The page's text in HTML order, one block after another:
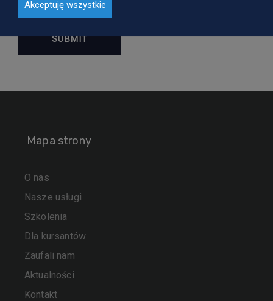
Mapa strony
O nas
Nasze usługi
Szkolenia
Dla kursantów
Zaufali nam
Aktualności
Kontakt
Akceptuję wszystkie